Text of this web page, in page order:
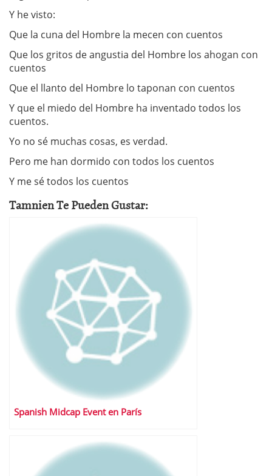
Y he visto:
Que la cuna del Hombre la mecen con cuentos
Que los gritos de angustia del Hombre los ahogan con
cuentos
Que el llanto del Hombre lo taponan con cuentos
Y que el miedo del Hombre ha inventado todos los
cuentos.
Yo no sé muchas cosas, es verdad.
Pero me han dormido con todos los cuentos
Y me sé todos los cuentos
Tamnien Te Pueden Gustar:
Spanish Midcap Event en París